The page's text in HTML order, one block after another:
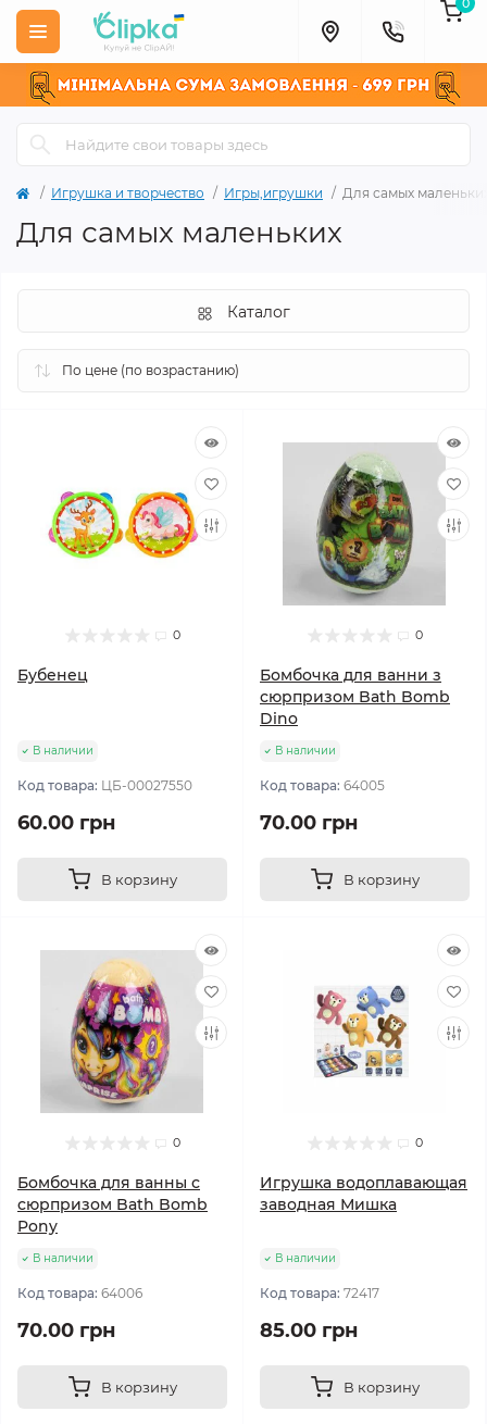
Игрушка и творчество Игры,игрушки Для самых
Для самых маленьких
Каталог
0
Бубенец
В наличии
Код товара: ЦБ-00027550
60.00 грн
В корзину
0
Бомбочка для ванни з
сюрпризом Bath Bomb
Dino
В наличии
Код товара: 64005
70.00 грн
В корзину
0
Бомбочка для ванны с
сюрпризом Bath Bomb
Pony
В наличии
Код товара: 64006
70.00 грн
В корзину
0
Игрушка водоплавающая
заводная Мишка
В наличии
Код товара: 72417
85.00 грн
В корзину